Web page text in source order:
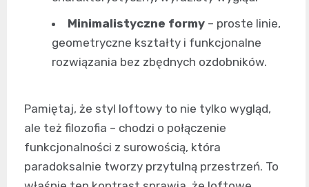
Minimalistyczne formy – proste linie,
geometryczne kształty i funkcjonalne
rozwiązania bez zbędnych ozdobników.
Pamiętaj, że styl loftowy to nie tylko wygląd,
ale też filozofia – chodzi o połączenie
funkcjonalności z surowością, która
paradoksalnie tworzy przytulną przestrzeń. To